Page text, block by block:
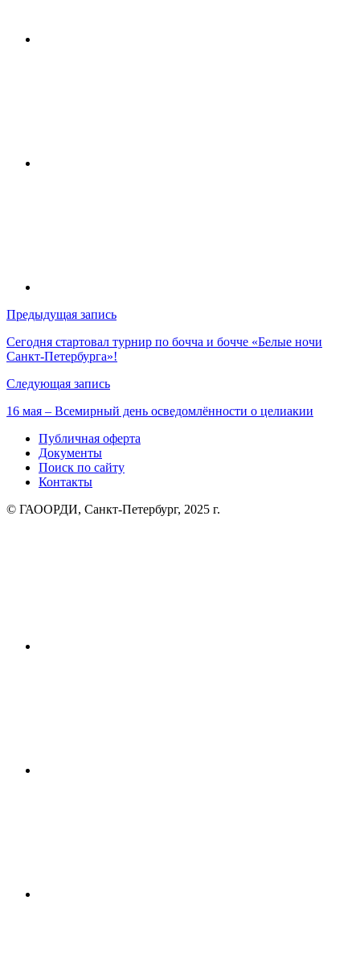
Навигация
по
записям
Предыдущая запись
Сегодня стартовал турнир по бочча и бочче «Белые ночи
Санкт-Петербурга»!
Следующая запись
16 мая – Всемирный день осведомлённости о целиакии
Публичная оферта
Документы
Поиск по сайту
Контакты
© ГАООРДИ, Санкт-Петербург, 2025 г.